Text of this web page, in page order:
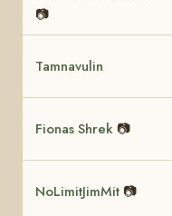
📷
Tamnavulin
Fionas Shrek 📷
NoLimitJimMit 📷